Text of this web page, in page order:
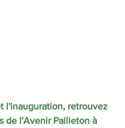
l'inauguration, retrouvez
de l'Avenir Pailleton à